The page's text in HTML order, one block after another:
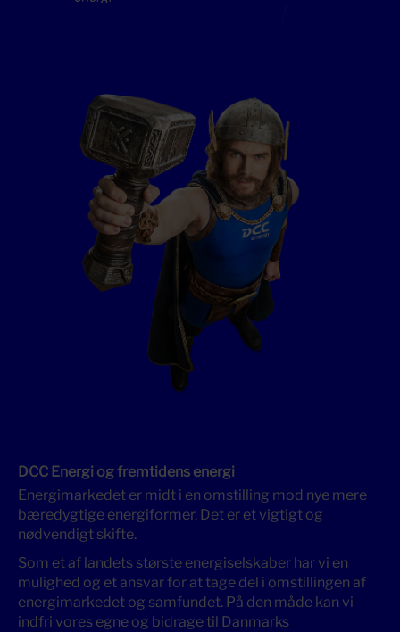
DCC Energi og fremtidens energi
Energimarkedet er midt i en omstilling mod nye mere
bæredygtige energiformer. Det er et vigtigt og
nødvendigt skifte.
Som et af landets største energiselskaber har vi en
mulighed og et ansvar for at tage del i omstillingen af
energimarkedet og samfundet. På den måde kan vi
indfri vores egne og bidrage til Danmarks